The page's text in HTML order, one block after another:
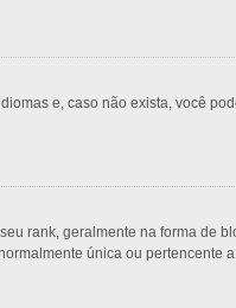
e, caso não exista, você
rank, geralmente na forma de
única ou pertencente